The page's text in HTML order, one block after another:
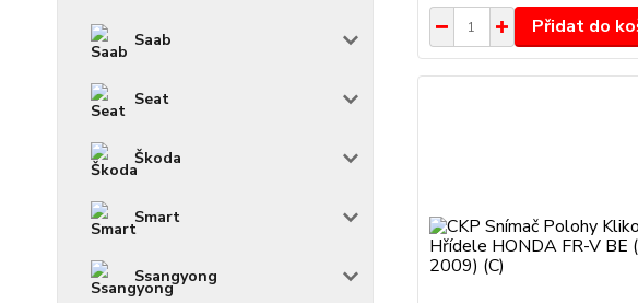
Saab
Seat
Škoda
Smart
Ssangyong
Přidat do